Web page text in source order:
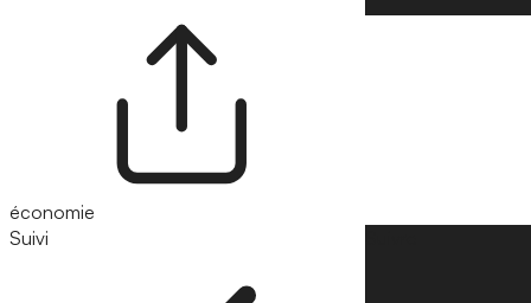
économie
Suivi